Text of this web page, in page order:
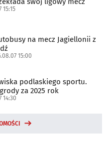
15:15
na mecz Jagiellonii z
15:00
podlaskiego sportu.
za 2025 rok
14:30